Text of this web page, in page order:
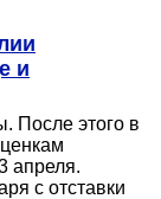
и
После этого в
апреля.
с отставки